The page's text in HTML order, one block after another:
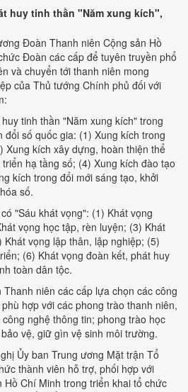
huy tinh thần "Năm xung kích",
Đoàn Thanh niên Cộng sản Hồ
Đoàn các cấp để tuyên truyền phổ
và chuyển tới thanh niên mong
của Thủ tướng Chính phủ đối với
tinh thần "Năm xung kích" trong
đổi số quốc gia: (1) Xung kích trong
Xung kích xây dựng, hoàn thiện thể
hạ tầng số; (4) Xung kích đào tạo
kích trong đổi mới sáng tạo, khởi
số.
"Sáu khát vọng": (1) Khát vọng
vọng học tập, rèn luyện; (3) Khát
vọng lập thân, lập nghiệp; (5)
(6) Khát vọng đoàn kết, phát huy
toàn dân tộc.
niên các cấp lựa chọn các công
hợp với các phong trào thanh niên,
nghệ thông tin; phong trào học
vệ, giữ gìn vệ sinh môi trường.
Ủy ban Trung ương Mặt trận Tổ
thành viên hỗ trợ, phối hợp với
Chí Minh trong triển khai tổ chức